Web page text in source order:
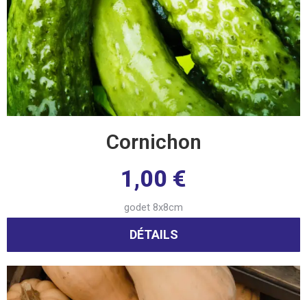
Cornichon
1,00 €
godet 8x8cm
DÉTAILS